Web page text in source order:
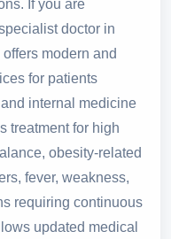
If you are
doctor in
modern and
for patients
internal medicine
treatment for high
obesity-related
fever, weakness,
requiring continuous
updated medical